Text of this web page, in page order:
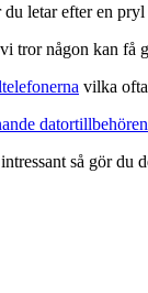
letar efter en
tror någon kan få
vilka
datortillbehören
så gör du